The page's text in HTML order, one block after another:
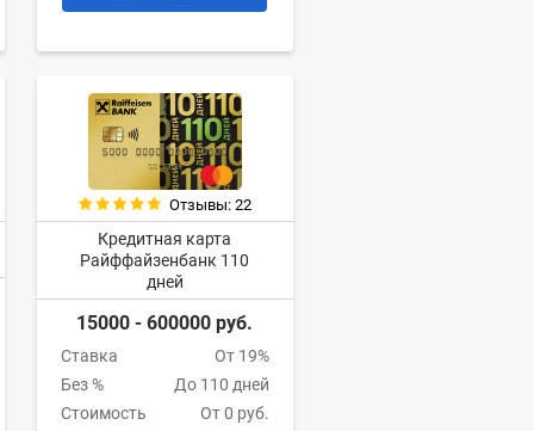
Отзывы: 22
Кредитная карта
Райффайзенбанк 110
дней
15000 - 600000 руб.
Ставка
От 19%
Без %
До 110 дней
Стоимость
От 0 руб.